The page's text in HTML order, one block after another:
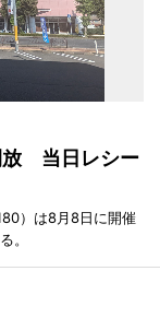
放 当日レシー
）は8月8日に開催
。